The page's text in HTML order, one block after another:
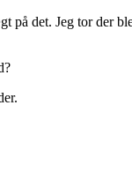
på det. Jeg tor der